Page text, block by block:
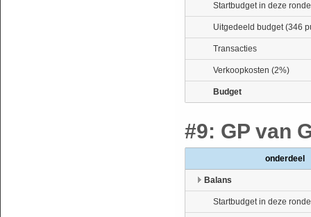
Startbudget in deze ronde
Uitgedeeld budget (346
Transacties
Verkoopkosten (2%)
Budget
#9: GP van
onderdeel
Balans
Startbudget in deze ronde